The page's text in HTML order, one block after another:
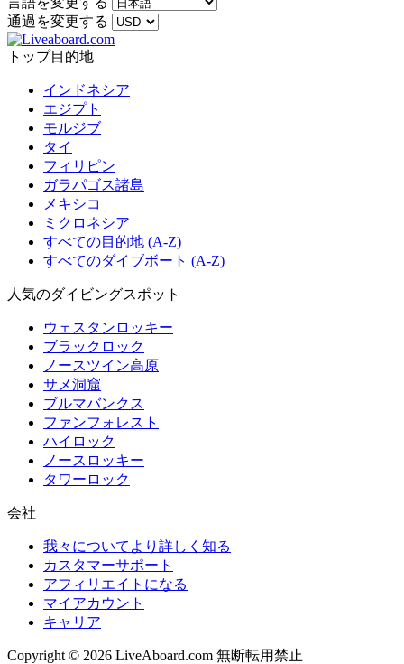
通過を変更する
トップ目的地
インドネシア
エジプト
モルジブ
タイ
フィリピン
ガラパゴス諸島
メキシコ
ミクロネシア
すべての目的地 (A-Z)
すべてのダイブボート (A-Z)
人気のダイビングスポット
ウェスタンロッキー
ブラックロック
ノースツイン高原
サメ洞窟
ブルマバンクス
ファンフォレスト
ハイロック
ノースロッキー
タワーロック
会社
我々についてより詳しく知る
カスタマーサポート
アフィリエイトになる
マイアカウント
キャリア
Copyright © 2026 LiveAboard.com 無断転用禁止